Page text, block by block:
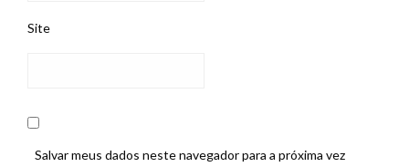
Site
Salvar meus dados neste navegador para a próxima vez